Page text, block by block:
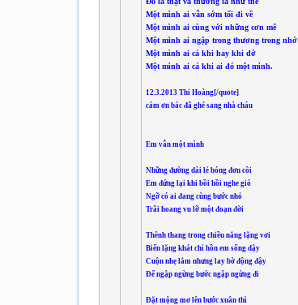
Một mình ai vẫn sớm tối đi về
Một mình ai cùng với những cơn mê
Một mình ai ngập trong thương trong nhớ
Một mình ai cả khi hay khi dở
Một mình ai cả khi ai đó một mình.
12.3.2013 Thi Hoàng[/quote]
cám ơn bác đã ghé sang nhà cháu
Em vẫn một mình
Những đường dài lẻ bóng đơn côi
Em đứng lại khi bồi hồi nghe gió
Ngỡ có ai đang cùng bước nhỏ
Trãi hoang vu lỡ một đoạn đời
Thênh thang trong chiều nắng lặng vơi
Biển lặng khát chỉ hồn em sống dậy
Cuộn nhẹ lắm nhưng lay bờ động đậy
Để ngập ngừng bước ngập ngừng đi
Đặt mộng mơ lên bước xuân thì